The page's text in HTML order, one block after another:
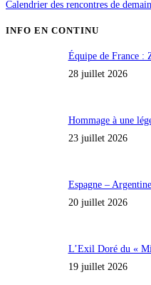
Calendrier des rencontres de demain
INFO EN CONTINU
Équipe de France :
28 juillet 2026
Hommage à une
23 juillet 2026
Espagne –
20 juillet 2026
L’Exil Doré du «
19 juillet 2026